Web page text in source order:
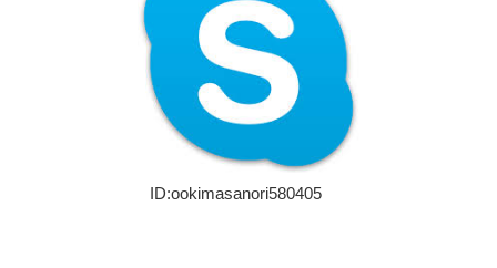
ID:ookimasanori580405